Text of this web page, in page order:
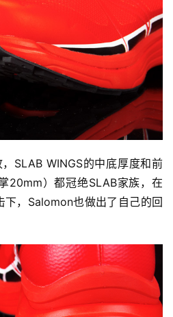
SLAB WINGS的中底厚度和前
20mm）都冠绝SLAB家族，在
，Salomon也做出了自己的回